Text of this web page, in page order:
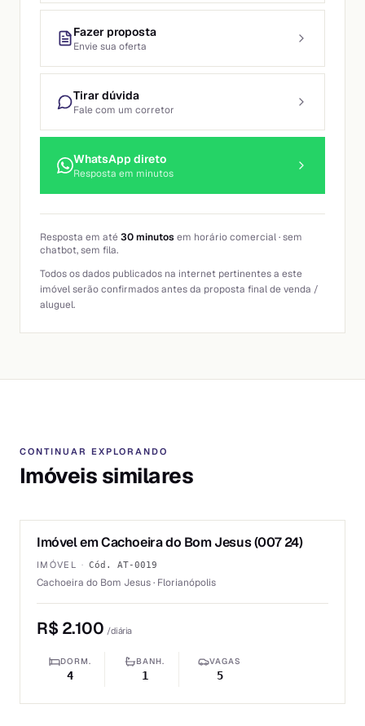
Fazer proposta
Envie sua oferta
Tirar dúvida
Fale com um corretor
WhatsApp direto
Resposta em minutos
Resposta em até30 minutos em horário comercial · sem
chatbot, sem fila.
Todos os dados publicados na internet pertinentes a este
imóvel serão confirmados antes da proposta final de venda /
aluguel.
CONTINUAR EXPLORANDO
Imóveis similares
ALUGUEL
Imóvel em Cachoeira do Bom Jesus (007 24)
IMÓVEL · Cód.AT-0019
Cachoeira do Bom Jesus · Florianópolis
R$ 2.100 /diária
DORM.
4
BANH.
1
VAGAS
5